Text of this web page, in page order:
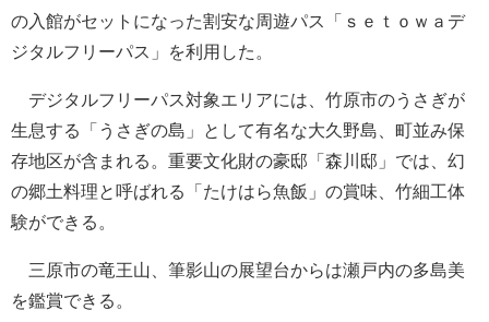
の入館がセットになった割安な周遊パス「ｓｅｔｏｗａデ
ジタルフリーパス」を利用した。
デジタルフリーパス対象エリアには、竹原市のうさぎが
生息する「うさぎの島」として有名な大久野島、町並み保
存地区が含まれる。重要文化財の豪邸「森川邸」では、幻
の郷土料理と呼ばれる「たけはら魚飯」の賞味、竹細工体
験ができる。
三原市の竜王山、筆影山の展望台からは瀬戸内の多島美
を鑑賞できる。